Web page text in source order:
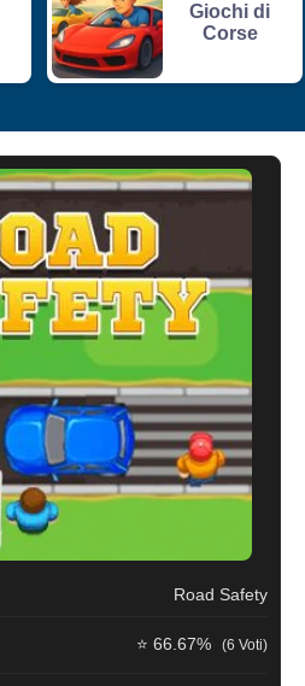
Road Safety
⭐ 66.67% (6 Voti)
Giochi di
Corse